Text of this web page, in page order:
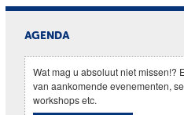
AGENDA
Wat mag u absoluut niet missen!?
van aankomende evenementen,
workshops etc.